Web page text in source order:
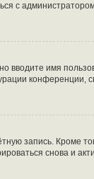
с
вводите имя
конференции,
запись.
снова и